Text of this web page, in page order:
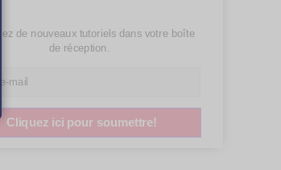
de nouveaux tutoriels dans votre boîte
de réception.
Cliquez ici pour soumettre!